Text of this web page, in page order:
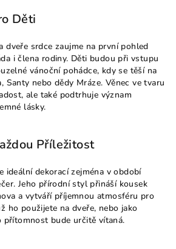
Děti
dveře srdce zaujme na první pohled
i člena rodiny. Děti budou při vstupu
vánoční pohádce, kdy se těší na
Santy nebo dědy Mráze. Věnec ve tvaru
ale také podtrhuje význam
lásky.
Příležitost
ideální dekorací zejména v období
Jeho přírodní styl přináší kousek
a vytváří příjemnou atmosféru pro
ho použijete na dveře, nebo jako
přítomnost bude určitě vítaná.